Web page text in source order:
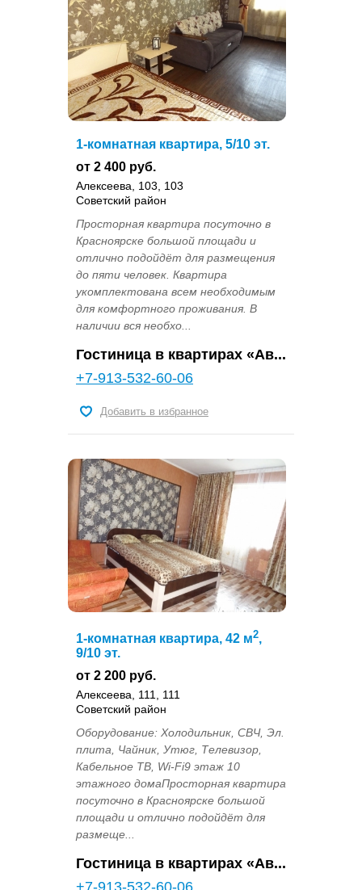
1-комнатная квартира, 5/10 эт.
от 2 400 руб.
Алексеева, 103, 103
Советский район
Просторная квартира посуточно в
Красноярске большой площади и
отлично подойдёт для размещения
до пяти человек. Квартира
укомплектована всем необходимым
для комфортного проживания. В
наличии вся необхо...
Гостиница в квартирах «Ав...
+7-913-532-60-06
Добавить в избранное
1-комнатная квартира, 42 м2,
9/10 эт.
от 2 200 руб.
Алексеева, 111, 111
Советский район
Оборудование: Холодильник, СВЧ, Эл.
плита, Чайник, Утюг, Телевизор,
Кабельное ТВ, Wi-Fi9 этаж 10
этажного домаПросторная квартира
посуточно в Красноярске большой
площади и отлично подойдёт для
размеще...
Гостиница в квартирах «Ав...
+7-913-532-60-06